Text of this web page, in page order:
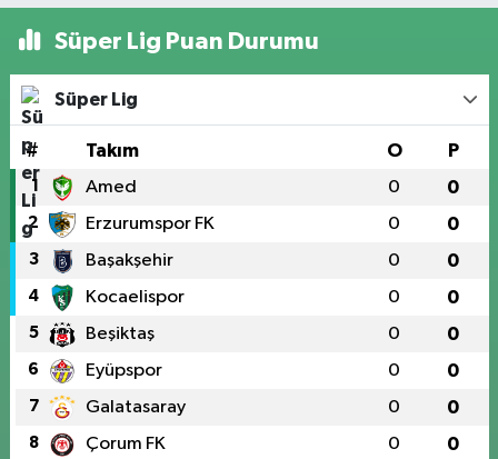
Süper Lig Puan Durumu
Süper Lig
# Takım O P
1 Amed 0 0
2 Erzurumspor FK 0 0
3 Başakşehir 0 0
4 Kocaelispor 0 0
5 Beşiktaş 0 0
6 Eyüpspor 0 0
7 Galatasaray 0 0
8 Çorum FK 0 0